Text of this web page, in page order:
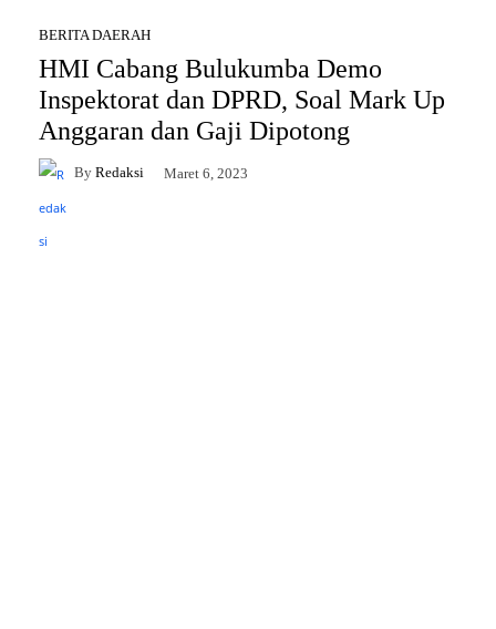
BERITA DAERAH
HMI Cabang Bulukumba Demo
Inspektorat dan DPRD, Soal Mark Up
Anggaran dan Gaji Dipotong
By Redaksi Maret 6, 2023